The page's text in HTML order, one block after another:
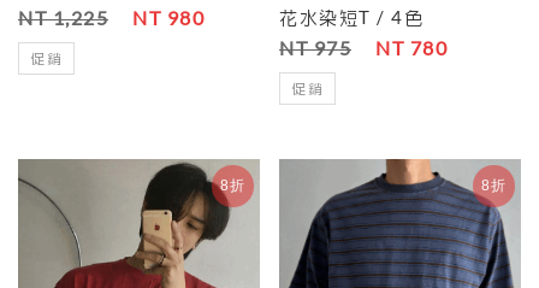
NT 1,225 NT 980
促銷
花水染短T / 4色
NT 975 NT 780
促銷
8折 8折